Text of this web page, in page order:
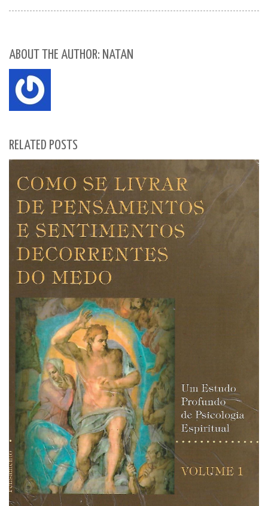
ABOUT THE AUTHOR: NATAN
RELATED POSTS